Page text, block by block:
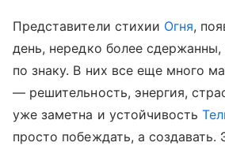
Представители стихии Огня,
день, нередко более
по знаку. В них все еще много
— решительность, энергия,
уже заметна и устойчивость
просто побеждать, а